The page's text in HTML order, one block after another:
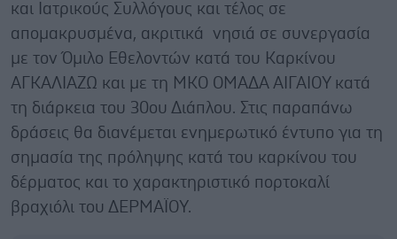
και Ιατρικούς Συλλόγους και τέλος σε
απομακρυσμένα, ακριτικά νησιά σε συνεργασία
με τον Όμιλο Εθελοντών κατά του Καρκίνου
ΑΓΚΑΛΙΑΖΩ και με τη ΜΚΟ ΟΜΑΔΑ ΑΙΓΑΙΟΥ κατά
τη διάρκεια του 30ου Διάπλου. Στις παραπάνω
δράσεις θα διανέμεται ενημερωτικό έντυπο για τη
σημασία της πρόληψης κατά του καρκίνου του
δέρματος και το χαρακτηριστικό πορτοκαλί
βραχιόλι του ΔΕΡΜΑΪΟΥ.